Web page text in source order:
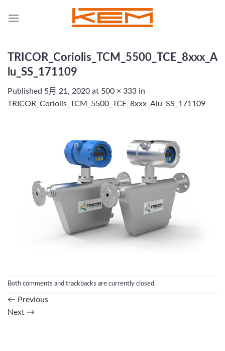
TRICOR_Coriolis_TCM_5500_TCE_8xxx_A
lu_SS_171109
Published 5月 21, 2020 at 500 × 333 in
TRICOR_Coriolis_TCM_5500_TCE_8xxx_Alu_SS_171109
Both comments and trackbacks are currently closed.
← Previous
Next →